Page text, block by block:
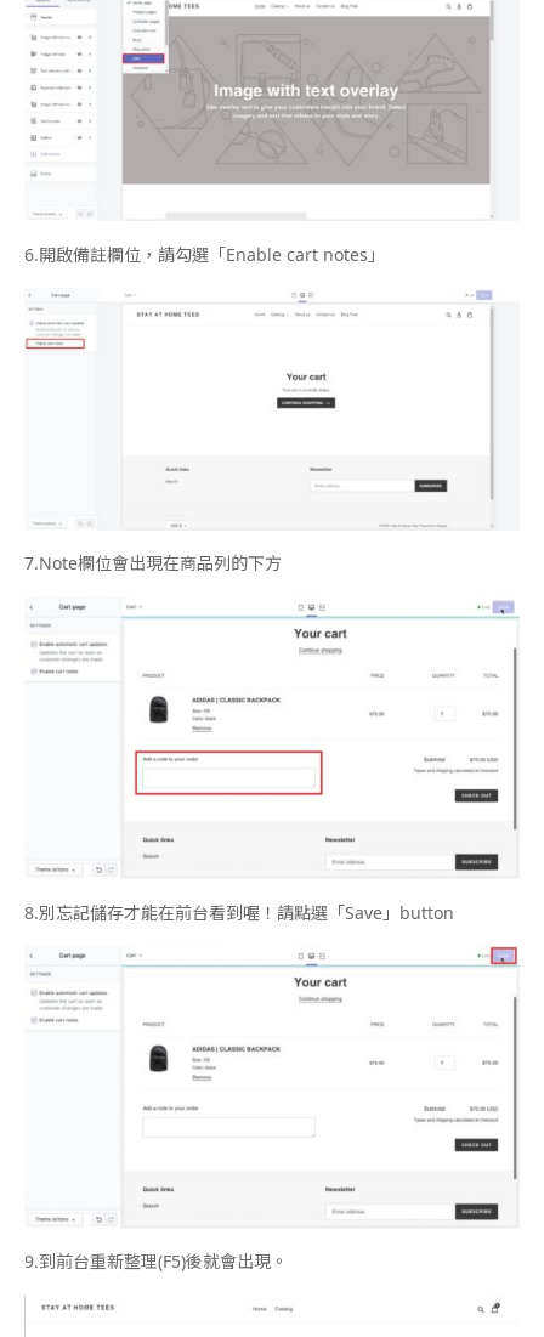
6.開啟備註欄位，請勾選「Enable cart notes 」
7.Note欄位會出現在商品列的下方
8.別忘記儲存才能在前台看到喔！請點選「Save 」 button
9.到前台重新整理(F5)後就會出現。